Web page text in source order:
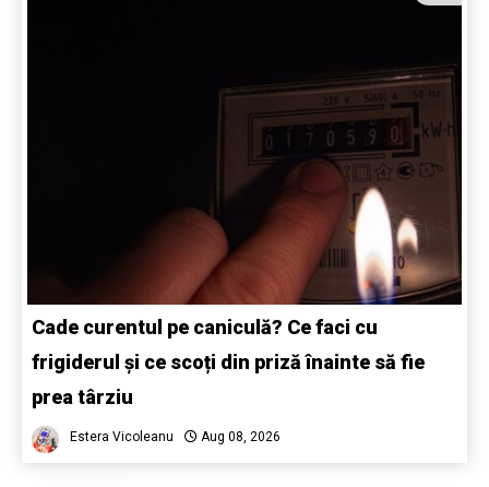
Cade curentul pe caniculă? Ce faci cu
frigiderul și ce scoți din priză înainte să fie
prea târziu
Estera Vicoleanu Aug 08, 2026